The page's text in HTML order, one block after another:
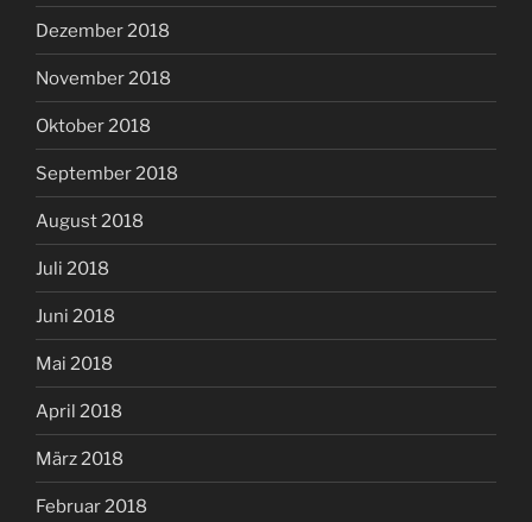
Dezember 2018
November 2018
Oktober 2018
September 2018
August 2018
Juli 2018
Juni 2018
Mai 2018
April 2018
März 2018
Februar 2018